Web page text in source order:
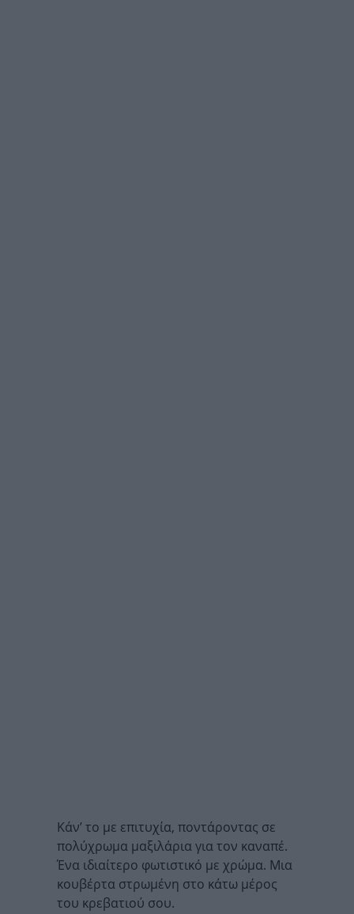
Κάν’ το με επιτυχία, ποντάροντας σε
πολύχρωμα μαξιλάρια για τον καναπέ.
Ένα ιδιαίτερο φωτιστικό με χρώμα. Μια
κουβέρτα στρωμένη στο κάτω μέρος
του κρεβατιού σου.